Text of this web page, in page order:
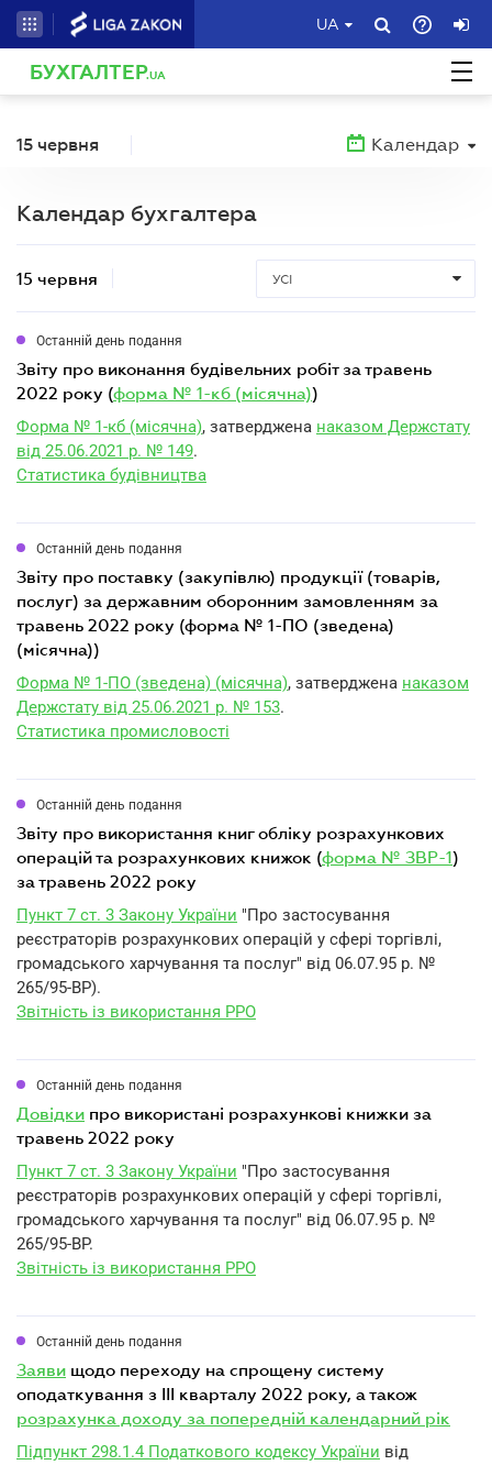
UA
БУХГАЛТЕР.UA
15 червня Календар
Календар бухгалтера
15 червня УСІ
Останній день подання
звіту про виконання будівельних робіт за травень
2022 року (форма № 1-кб (місячна))
Форма № 1-кб (місячна), затверджена наказом Держстату
від 25.06.2021 р. № 149.
Статистика будівництва
Останній день подання
звіту про поставку (закупівлю) продукції (товарів,
послуг) за державним оборонним замовленням за
травень 2022 року (форма № 1-ПО (зведена)
(місячна))
Форма № 1-ПО (зведена) (місячна), затверджена наказом
Держстату від 25.06.2021 р. № 153.
Статистика промисловості
Останній день подання
звіту про використання книг обліку розрахункових
операцій та розрахункових книжок (форма № ЗВР-1)
за травень 2022 року
Пункт 7 ст. 3 Закону України "Про застосування
реєстраторів розрахункових операцій у сфері торгівлі,
громадського харчування та послуг" від 06.07.95 р. №
265/95-ВР).
Звітність із використання РРО
Останній день подання
довідки про використані розрахункові книжки за
травень 2022 року
Пункт 7 ст. 3 Закону України "Про застосування
реєстраторів розрахункових операцій у сфері торгівлі,
громадського харчування та послуг" від 06.07.95 р. №
265/95-ВР.
Звітність із використання РРО
Останній день подання
заяви щодо переходу на спрощену систему
оподаткування з III кварталу 2022 року, а також
розрахунка доходу за попередній календарний рік
Підпункт 298.1.4 Податкового кодексу України від